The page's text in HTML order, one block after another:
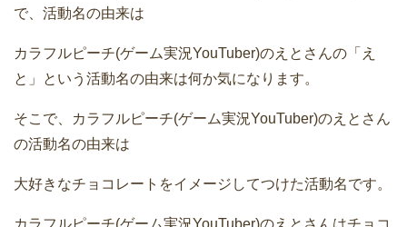
で、活動名の由来は
カラフルピーチ(ゲーム実況YouTuber)のえとさんの「え
と」という活動名の由来は何か気になります。
そこで、カラフルピーチ(ゲーム実況YouTuber)のえとさん
の活動名の由来は
大好きなチョコレートをイメージしてつけた活動名です。
カラフルピーチ(ゲーム実況YouTuber)のえとさんはチョコ